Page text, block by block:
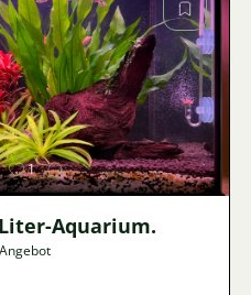
Bild
1
Aquarium.
Angebot